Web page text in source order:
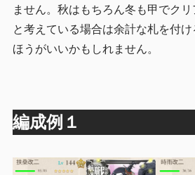
ません。秋はもちろん冬も甲でクリ
と考えている場合は余計な札を付
ほうがいいかもしれません。
編成例１